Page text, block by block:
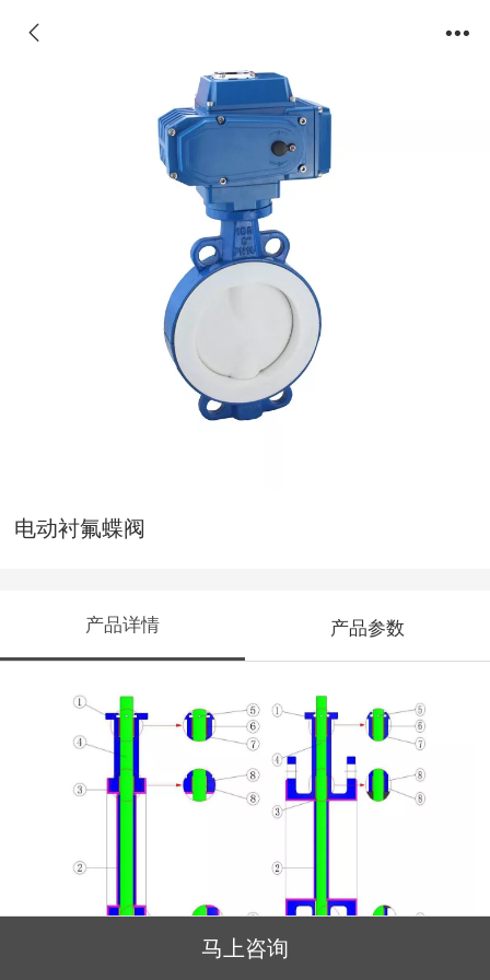
电动衬氟蝶阀
产品详情 产品参数
马上咨询